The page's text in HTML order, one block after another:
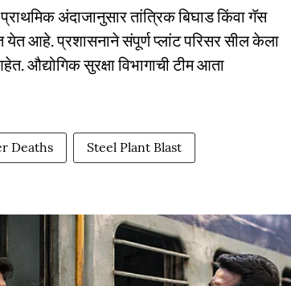
अंदाजानुसार तांत्रिक बिघाड किंवा गॅस
येत आहे. प्रशासनाने संपूर्ण प्लांट परिसर सील केला
सुरक्षा विभागाची टीम आता
Deaths Steel Plant Blast